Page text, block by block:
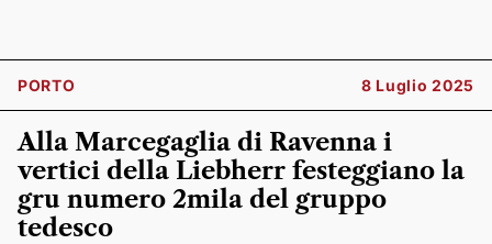
PORTO 8 Luglio 2025
Alla Marcegaglia di Ravenna i
vertici della Liebherr festeggiano la
gru numero 2mila del gruppo
tedesco